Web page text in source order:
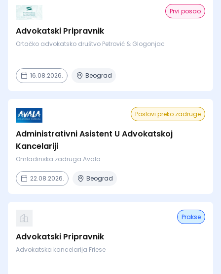
Prvi posao
Advokatski Pripravnik
Ortačko advokatsko društvo Petrović & Glogonjac
16.08.2026. Beograd
Poslovi preko zadruge
Administrativni Asistent U Advokatskoj
Kancelariji
Omladinska zadruga Avala
22.08.2026. Beograd
Prakse
Advokatski Pripravnik
Advokatska kancelarija Friese